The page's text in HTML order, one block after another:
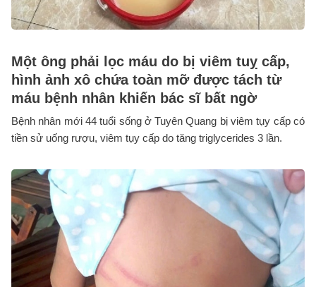
Một ông phải lọc máu do bị viêm tuỵ cấp,
hình ảnh xô chứa toàn mỡ được tách từ
máu bệnh nhân khiến bác sĩ bất ngờ
Bệnh nhân mới 44 tuổi sống ở Tuyên Quang bị viêm tụy cấp có
tiền sử uống rượu, viêm tụy cấp do tăng triglycerides 3 lần.